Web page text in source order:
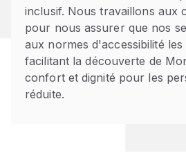
inclusif. Nous travaillons aux
pour nous assurer que nos
aux normes d'accessibilité les
facilitant la découverte de
confort et dignité pour les
réduite.